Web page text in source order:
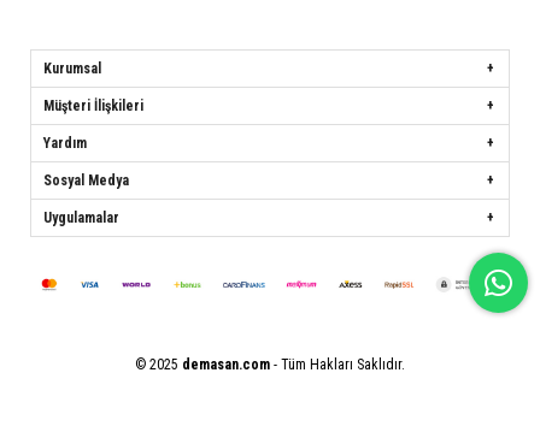
Kurumsal
Müşteri İlişkileri
Yardım
Sosyal Medya
Uygulamalar
© 2025 demasan.com - Tüm Hakları Saklıdır.